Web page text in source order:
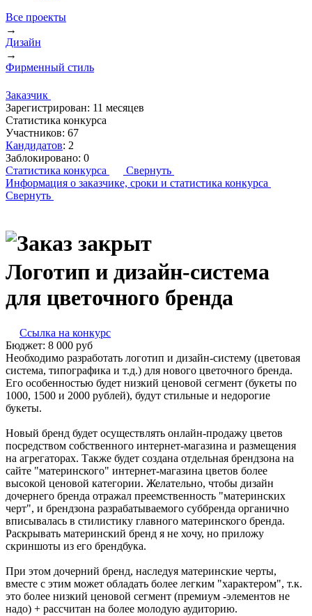
Все проекты
→
Дизайн
→
Фирменный стиль
Заказчик
Зарегистрирован: 11 месяцев
Статистика конкурса
Участников: 67
Кандидатов: 2
Заблокировано: 0
Статистика конкурса
Свернуть
Информация о заказчике, сроки и статистика конкурса
Свернуть
Логотип и дизайн-система
для цветочного бренда
Ссылка на конкурс
Бюджет: 8 000 руб
Необходимо разработать логотип и дизайн-систему (цветовая
система, типографика и т.д.) для нового цветочного бренда.
Его особенностью будет низкий ценовой сегмент (букеты по
1000, 1500 и 2000 рублей), будут стильные и недорогие
букеты.
Новый бренд будет осуществлять онлайн-продажу цветов
посредством собственного интернет-магазина и размещения
на агрегаторах. Также будет создана отдельная брендзона на
сайте "материнского" интернет-магазина цветов более
высокой ценовой категории. Желательно, чтобы дизайн
дочернего бренда отражал преемственность "материнских
черт", и брендзона разрабатываемого суббренда органично
вписывалась в стилистику главного материнского бренда.
Раскрывать материнский бренд я не хочу, но приложу
скриншоты из его брендбука.
При этом дочерний бренд, наследуя материнские черты,
вместе с этим может обладать более легким "характером", т.к.
это более низкий ценовой сегмент (премиум -элементов не
надо) + рассчитан на более молодую аудиторию.